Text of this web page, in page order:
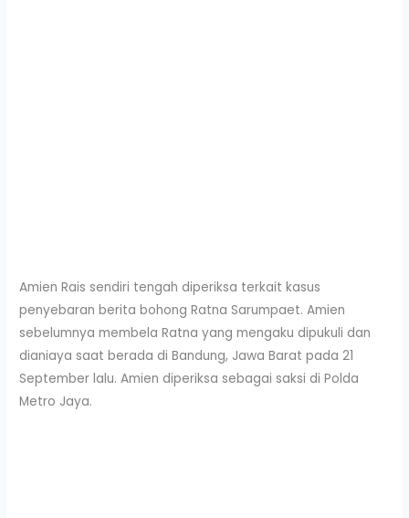
Amien Rais sendiri tengah diperiksa terkait kasus
penyebaran berita bohong Ratna Sarumpaet. Amien
sebelumnya membela Ratna yang mengaku dipukuli dan
dianiaya saat berada di Bandung, Jawa Barat pada 21
September lalu. Amien diperiksa sebagai saksi di Polda
Metro Jaya.